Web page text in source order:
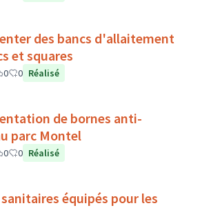
des bancs d'allaitement
et squares
0 0 Réalisé
de bornes anti-
parc Montel
0 0 Réalisé
sanitaires équipés pour les